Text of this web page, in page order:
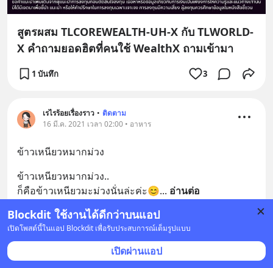
Blockdit ใช้งานได้ดีกว่าบนแอป
เปิดโพสต์นี้ในแอป Blockdit เพื่อรับประสบการณ์เต็มรูปแบบ
เปิดผ่านแอป
สูตรผสม TLCOREWEALTH-UH-X กับ TLWORLD-
X คำถามยอดฮิตที่คนใช้ WealthX ถามเข้ามา
1 บันทึก 3
เรไรร้อยเรื่องราว • ติดตาม
16 มี.ค. 2021 เวลา 02:00 • อาหาร
ข้าวเหนียวหมากม่วง
ข้าวเหนียวหมากม่วง..
ก็คือข้าวเหนียวมะม่วงนั่นล่ะค่ะ😊... อ่านต่อ